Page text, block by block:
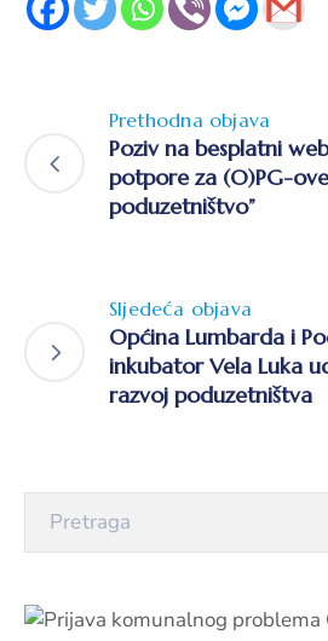
Prethodna objava
Poziv na besplatni
potpore za (O)PG-
poduzetništvo”
Sljedeća objava
Općina Lumbarda i
inkubator Vela Luka
razvoj poduzetništva